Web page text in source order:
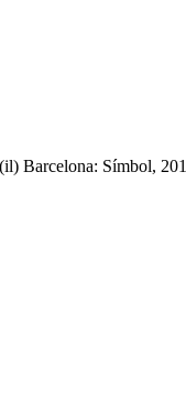
Barcelona: Símbol,